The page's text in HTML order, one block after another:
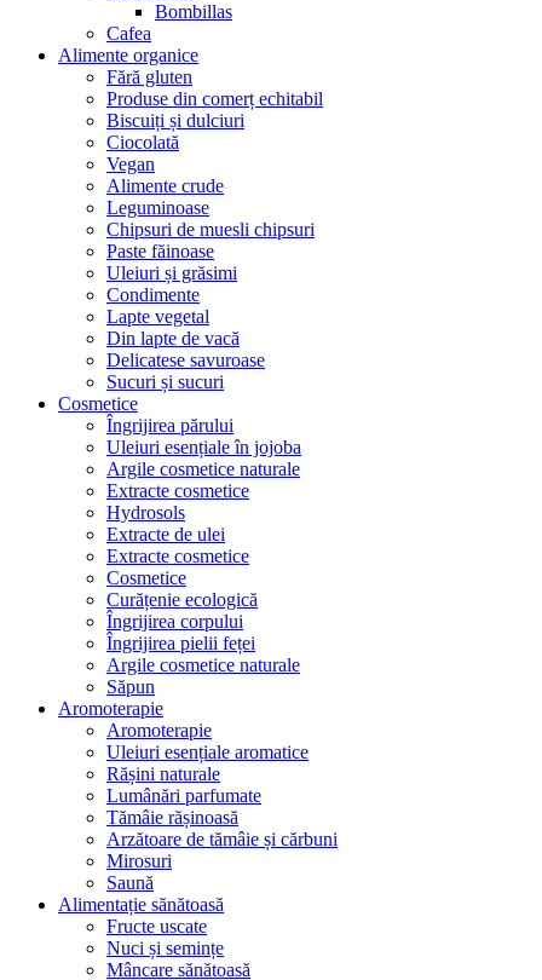
Bombillas
Cafea
Alimente organice
Fără gluten
Produse din comerț echitabil
Biscuiți și dulciuri
Ciocolată
Vegan
Alimente crude
Leguminoase
Chipsuri de muesli chipsuri
Paste făinoase
Uleiuri și grăsimi
Condimente
Lapte vegetal
Din lapte de vacă
Delicatese savuroase
Sucuri și sucuri
Cosmetice
Îngrijirea părului
Uleiuri esențiale în jojoba
Argile cosmetice naturale
Extracte cosmetice
Hydrosols
Extracte de ulei
Extracte cosmetice
Cosmetice
Curățenie ecologică
Îngrijirea corpului
Îngrijirea pielii feței
Argile cosmetice naturale
Săpun
Aromoterapie
Aromoterapie
Uleiuri esențiale aromatice
Rășini naturale
Lumânări parfumate
Tămâie rășinoasă
Arzătoare de tămâie și cărbuni
Mirosuri
Saună
Alimentație sănătoasă
Fructe uscate
Nuci și semințe
Mâncare sănătoasă